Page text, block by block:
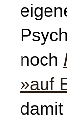
noch
»auf